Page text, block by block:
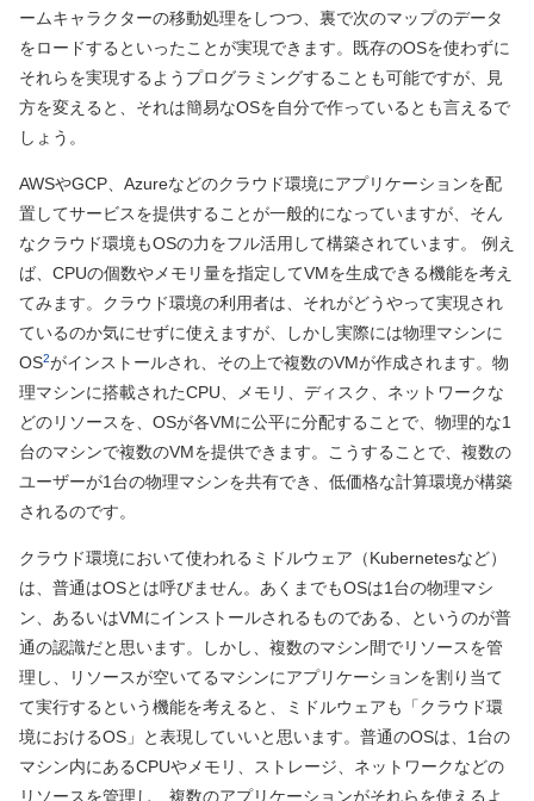
ームキャラクターの移動処理をしつつ、裏で次のマップのデータ
をロードするといったことが実現できます。既存のOSを使わずに
それらを実現するようプログラミングすることも可能ですが、見
方を変えると、それは簡易なOSを自分で作っているとも言えるで
しょう。
AWSやGCP、Azureなどのクラウド環境にアプリケーションを配
置してサービスを提供することが一般的になっていますが、そん
なクラウド環境もOSの力をフル活用して構築されています。 例え
ば、CPUの個数やメモリ量を指定してVMを生成できる機能を考え
てみます。クラウド環境の利用者は、それがどうやって実現され
ているのか気にせずに使えますが、しかし実際には物理マシンに
OS2がインストールされ、その上で複数のVMが作成されます。物
理マシンに搭載されたCPU、メモリ、ディスク、ネットワークな
どのリソースを、OSが各VMに公平に分配することで、物理的な1
台のマシンで複数のVMを提供できます。こうすることで、複数の
ユーザーが1台の物理マシンを共有でき、低価格な計算環境が構築
されるのです。
クラウド環境において使われるミドルウェア（Kubernetesなど）
は、普通はOSとは呼びません。あくまでもOSは1台の物理マシ
ン、あるいはVMにインストールされるものである、というのが普
通の認識だと思います。しかし、複数のマシン間でリソースを管
理し、リソースが空いてるマシンにアプリケーションを割り当て
て実行するという機能を考えると、ミドルウェアも「クラウド環
境におけるOS」と表現していいと思います。普通のOSは、1台の
マシン内にあるCPUやメモリ、ストレージ、ネットワークなどの
リソースを管理し、複数のアプリケーションがそれらを使えるよ